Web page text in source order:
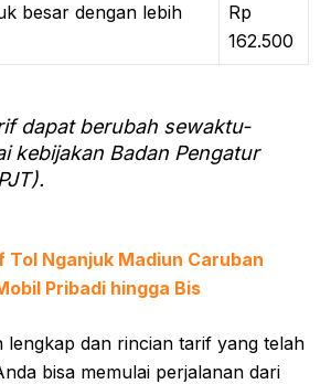
besar dengan lebih
Rp
162.500
dapat berubah sewaktu-
kebijakan Badan Pengatur
Tol Nganjuk Madiun Caruban
Pribadi hingga Bis
lengkap dan rincian tarif yang telah
bisa memulai perjalanan dari